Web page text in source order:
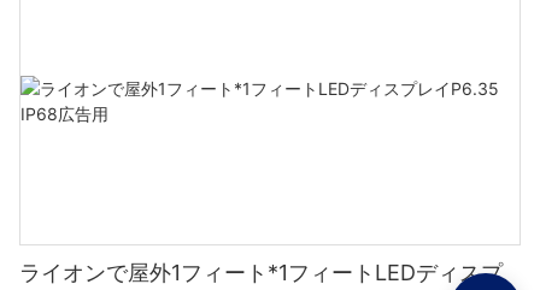
ライオンで屋外1フィート*1フィートLEDディスプ